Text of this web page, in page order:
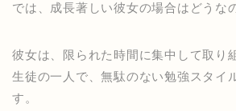
では、成長著しい彼女の場合はどうな
彼女は、限られた時間に集中して取り
生徒の一人で、無駄のない勉強スタイ
す。